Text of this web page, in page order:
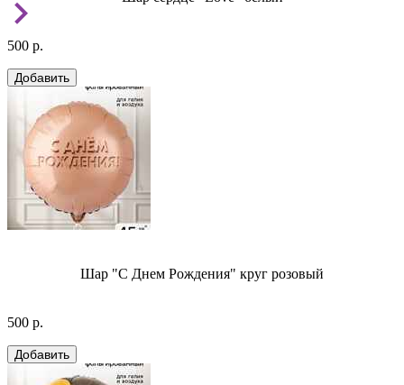
500 р.
Шар "С Днем Рождения" круг розовый
500 р.